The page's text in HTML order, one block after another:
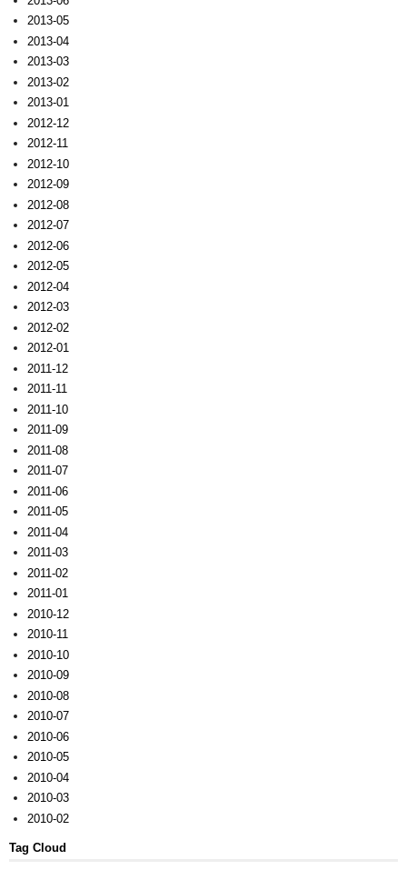
2013-05
2013-04
2013-03
2013-02
2013-01
2012-12
2012-11
2012-10
2012-09
2012-08
2012-07
2012-06
2012-05
2012-04
2012-03
2012-02
2012-01
2011-12
2011-11
2011-10
2011-09
2011-08
2011-07
2011-06
2011-05
2011-04
2011-03
2011-02
2011-01
2010-12
2010-11
2010-10
2010-09
2010-08
2010-07
2010-06
2010-05
2010-04
2010-03
2010-02
Tag Cloud